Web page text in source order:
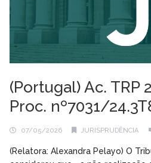
(Portugal) Ac. TRP
Proc. nº7031/
07/05/2026 JURISPRUDÊNCIA
(Relatora: Alexandra Pelayo) O